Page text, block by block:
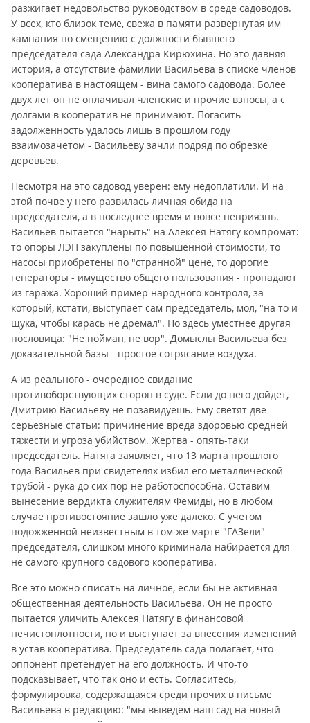
разжигает недовольство руководством в среде садоводов.
У всех, кто близок теме, свежа в памяти развернутая им
кампания по смещению с должности бывшего
председателя сада Александра Кирюхина. Но это давняя
история, а отсутствие фамилии Васильева в списке членов
кооператива в настоящем - вина самого садовода. Более
двух лет он не оплачивал членские и прочие взносы, а с
долгами в кооператив не принимают. Погасить
задолженность удалось лишь в прошлом году
взаимозачетом - Васильеву зачли подряд по обрезке
деревьев.
Несмотря на это садовод уверен: ему недоплатили. И на
этой почве у него развилась личная обида на
председателя, а в последнее время и вовсе неприязнь.
Васильев пытается "нарыть" на Алексея Натягу компромат:
то опоры ЛЭП закуплены по повышенной стоимости, то
насосы приобретены по "странной" цене, то дорогие
генераторы - имущество общего пользования - пропадают
из гаража. Хороший пример народного контроля, за
который, кстати, выступает сам председатель, мол, "на то и
щука, чтобы карась не дремал". Но здесь уместнее другая
пословица: "Не пойман, не вор". Домыслы Васильева без
доказательной базы - простое сотрясание воздуха.
А из реального - очередное свидание
противоборствующих сторон в суде. Если до него дойдет,
Дмитрию Васильеву не позавидуешь. Ему светят две
серьезные статьи: причинение вреда здоровью средней
тяжести и угроза убийством. Жертва - опять-таки
председатель. Натяга заявляет, что 13 марта прошлого
года Васильев при свидетелях избил его металлической
трубой - рука до сих пор не работоспособна. Оставим
вынесение вердикта служителям Фемиды, но в любом
случае противостояние зашло уже далеко. С учетом
подожженной неизвестным в том же марте "ГАЗели"
председателя, слишком много криминала набирается для
не самого крупного садового кооператива.
Все это можно списать на личное, если бы не активная
общественная деятельность Васильева. Он не просто
пытается уличить Алексея Натягу в финансовой
нечистоплотности, но и выступает за внесения изменений
в устав кооператива. Председатель сада полагает, что
оппонент претендует на его должность. И что-то
подсказывает, что так оно и есть. Согласитесь,
формулировка, содержащаяся среди прочих в письме
Васильева в редакцию: "мы выведем наш сад на новый